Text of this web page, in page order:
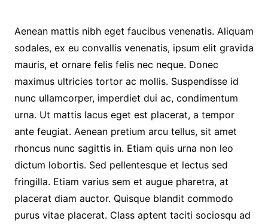
Aenean mattis nibh eget faucibus venenatis. Aliquam
sodales, ex eu convallis venenatis, ipsum elit gravida
mauris, et ornare felis felis nec neque. Donec
maximus ultricies tortor ac mollis. Suspendisse id
nunc ullamcorper, imperdiet dui ac, condimentum
urna. Ut mattis lacus eget est placerat, a tempor
ante feugiat. Aenean pretium arcu tellus, sit amet
rhoncus nunc sagittis in. Etiam quis urna non leo
dictum lobortis. Sed pellentesque et lectus sed
fringilla. Etiam varius sem et augue pharetra, at
placerat diam auctor. Quisque blandit commodo
purus vitae placerat. Class aptent taciti sociosqu ad